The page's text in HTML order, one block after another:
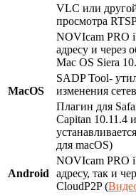
VLC или
просмотра
MacOS
NOVIcam PRO
адресу и через
Mac OS Siera
SADP Tool-
изменения
Плагин для
Capitan 10.11.4
для macOS)
Android
NOVIcam PRO
адресу, так и
CloudP2P (